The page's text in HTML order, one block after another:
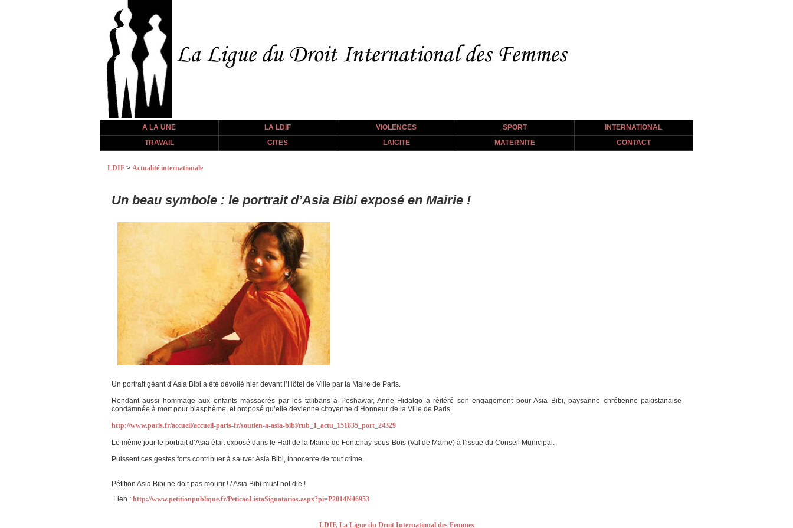
A LA UNE LA LDIF VIOLENCES SPORT
INTERNATIONAL
TRAVAIL
CITES LAICITE MATERNITE CONTACT
LDIF > Actualité internationale
Un beau symbole : le portrait d’Asia Bibi exposé en Mairie !
Un portrait géant d’Asia Bibi a été dévoilé hier devant l’Hôtel de Ville par la Maire de Paris.
Rendant aussi hommage aux enfants massacrés par les talibans à Peshawar, Anne Hidalgo a réitéré son engagement pour Asia Bibi, paysanne chrétienne pakistanaise
condamnée à mort pour blasphème, et proposé qu’elle devienne citoyenne d’Honneur de la Ville de Paris.
http://www.paris.fr/accueil/accueil-paris-fr/soutien-a-asia-bibi/rub_1_actu_151835_port_24329
Le même jour le portrait d’Asia était exposé dans le Hall de la Mairie de Fontenay-sous-Bois (Val de Marne) à l’issue du Conseil Municipal.
Puissent ces gestes forts contribuer à sauver Asia Bibi, innocente de tout crime.
Pétition Asia Bibi ne doit pas mourir ! / Asia Bibi must not die !
Lien : http://www.petitionpublique.fr/PeticaoListaSignatarios.aspx?pi=P2014N46953
LDIF, La Ligue du Droit International des Femmes